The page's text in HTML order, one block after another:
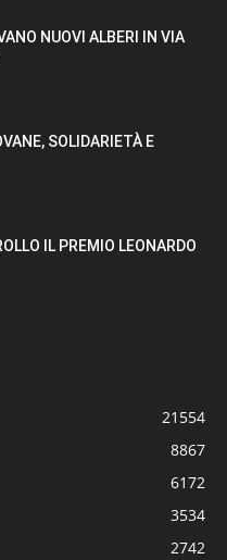
NUOVI ALBERI IN VIA
SOLIDARIETÀ E
IL PREMIO LEONARDO
21554
8867
6172
3534
2742